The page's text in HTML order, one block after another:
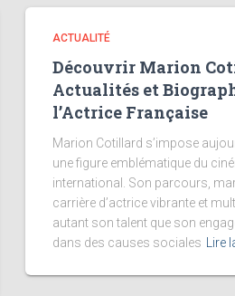
ACTUALITÉ
Découvrir Marion
Actualités et
l’Actrice Française
Marion Cotillard s’impose
une figure emblématique du
international. Son parcours,
carrière d’actrice vibrante et
autant son talent que son
dans des causes sociales
Lire